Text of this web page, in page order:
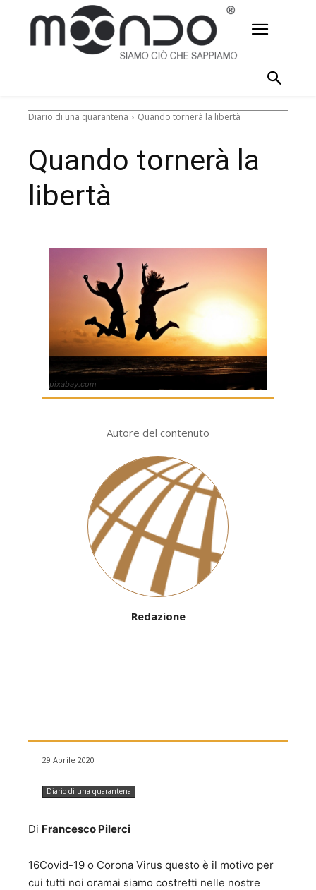
Diario di una quarantena Quando tornerà la libertà
Quando tornerà la
libertà
pixabay.com
Autore del contenuto
Redazione
29 Aprile 2020
Diario di una quarantena
Di Francesco Pilerci
16Covid-19 o Corona Virus questo è il motivo per
cui tutti noi oramai siamo costretti nelle nostre